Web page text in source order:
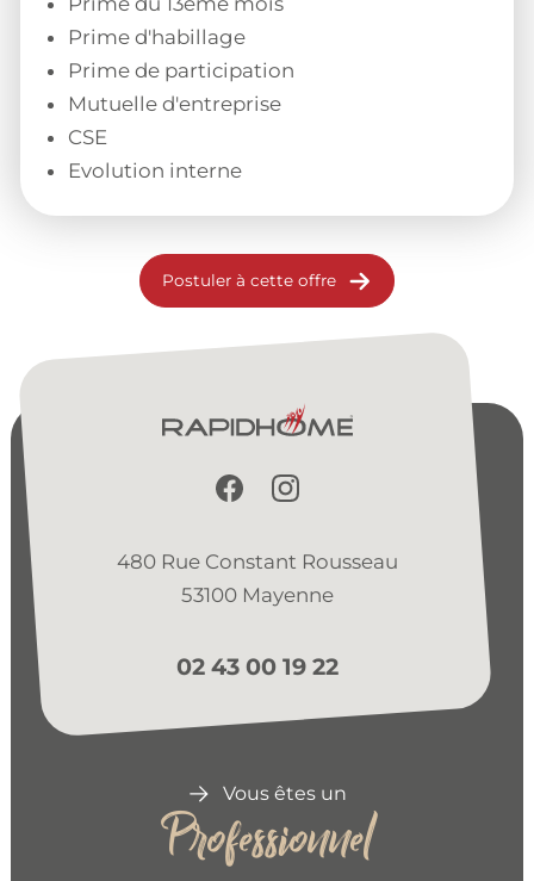
Prime d'habillage
Prime de participation
Mutuelle d'entreprise
CSE
Evolution interne
Postuler à cette offre
480 Rue Constant Rousseau
53100 Mayenne
02 43 00 19 22
Vous êtes un
Professionnel